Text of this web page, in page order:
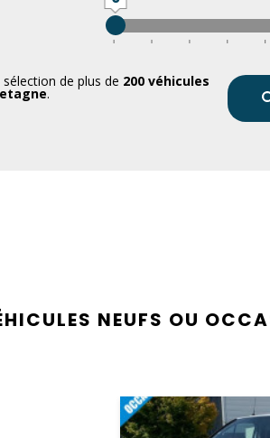
de plus de 200 véhicules
.
NEUFS OU